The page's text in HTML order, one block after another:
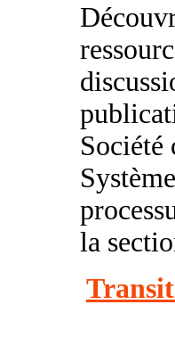
Société
la